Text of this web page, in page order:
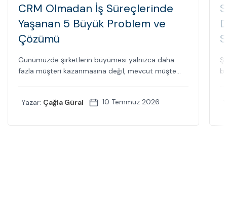
CRM Olmadan İş Süreçlerinde
Yaşanan 5 Büyük Problem ve
Çözümü
Günümüzde şirketlerin büyümesi yalnızca daha
fazla müşteri kazanmasına değil, mevcut müşte...
Yazar: Çağla Güral 10 Temmuz 2026